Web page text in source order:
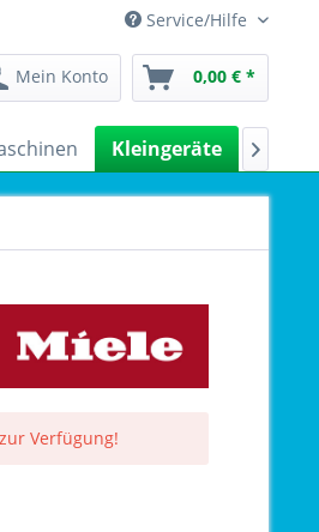
Service/Hilfe
Mein Konto 0,00 € *
Kleingeräte Sale

Verfügung!